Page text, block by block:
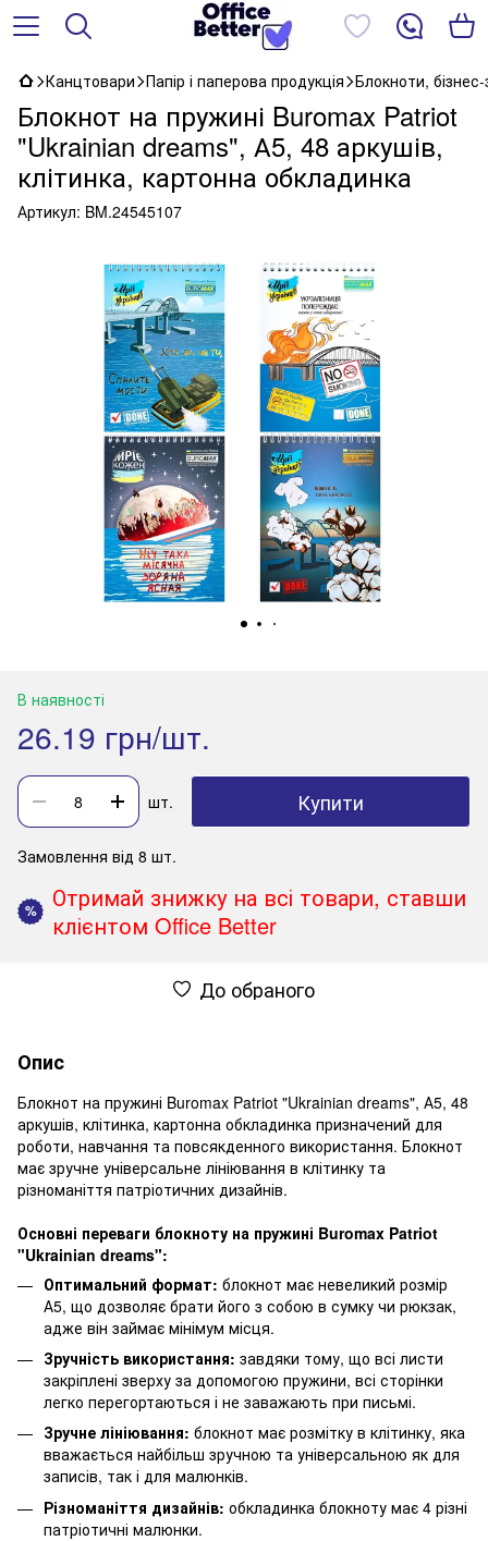
Канцтовари Папір і паперова продукція Блокноти,
Блокнот на пружині Buromax Patriot
"Ukrainian dreams", А5, 48 аркушів,
клітинка, картонна обкладинка
Артикул: BM.24545107
В наявності
26.19 грн/шт.
шт. Купити
Замовлення від 8 шт.
%
Отримай знижку на всі товари, ставши
клієнтом Office Better
До обраного
Опис
Блокнот на пружині Buromax Patriot "Ukrainian dreams", А5, 48
аркушів, клітинка, картонна обкладинка призначений для
роботи, навчання та повсякденного використання. Блокнот
має зручне універсальне лініювання в клітинку та
різноманіття патріотичних дизайнів.
Основні переваги блокноту на пружині Buromax Patriot
"Ukrainian dreams":
Оптимальний формат: блокнот має невеликий розмір
А5, що дозволяє брати його з собою в сумку чи рюкзак,
адже він займає мінімум місця.
Зручність використання: завдяки тому, що всі листи
закріплені зверху за допомогою пружини, всі сторінки
легко перегортаються і не заважають при письмі.
Зручне лініювання: блокнот має розмітку в клітинку, яка
вважається найбільш зручною та універсальною як для
записів, так і для малюнків.
Різноманіття дизайнів: обкладинка блокноту має 4 різні
патріотичні малюнки.